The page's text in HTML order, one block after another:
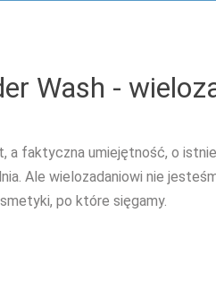
Wash -
a faktyczna umiejętność, o
Ale wielozadaniowi nie
po które sięgamy.